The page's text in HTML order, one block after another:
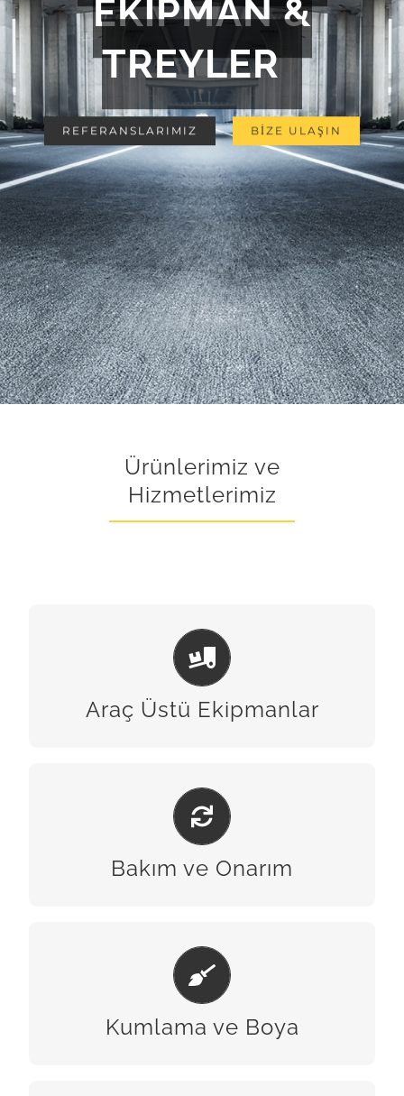
EKİPMAN &
TREYLER
REFERANSLARIMIZ BİZE ULAŞIN
Ürünlerimiz ve
Hizmetlerimiz
Araç Üstü Ekipmanlar
ARAÇ ÜSTÜ EKIPMANLAR
Bakım ve Onarım
BAKIM & ONARIM
Kumlama ve Boya
KUMLAMA & BOYA